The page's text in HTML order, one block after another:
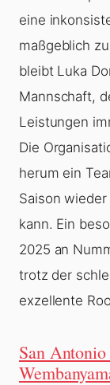
eine
maßgeblich
bleibt Luka
Mannschaft,
Leistungen
Die
herum ein
Saison
kann. Ein
2025 an
trotz der
exzellente
San